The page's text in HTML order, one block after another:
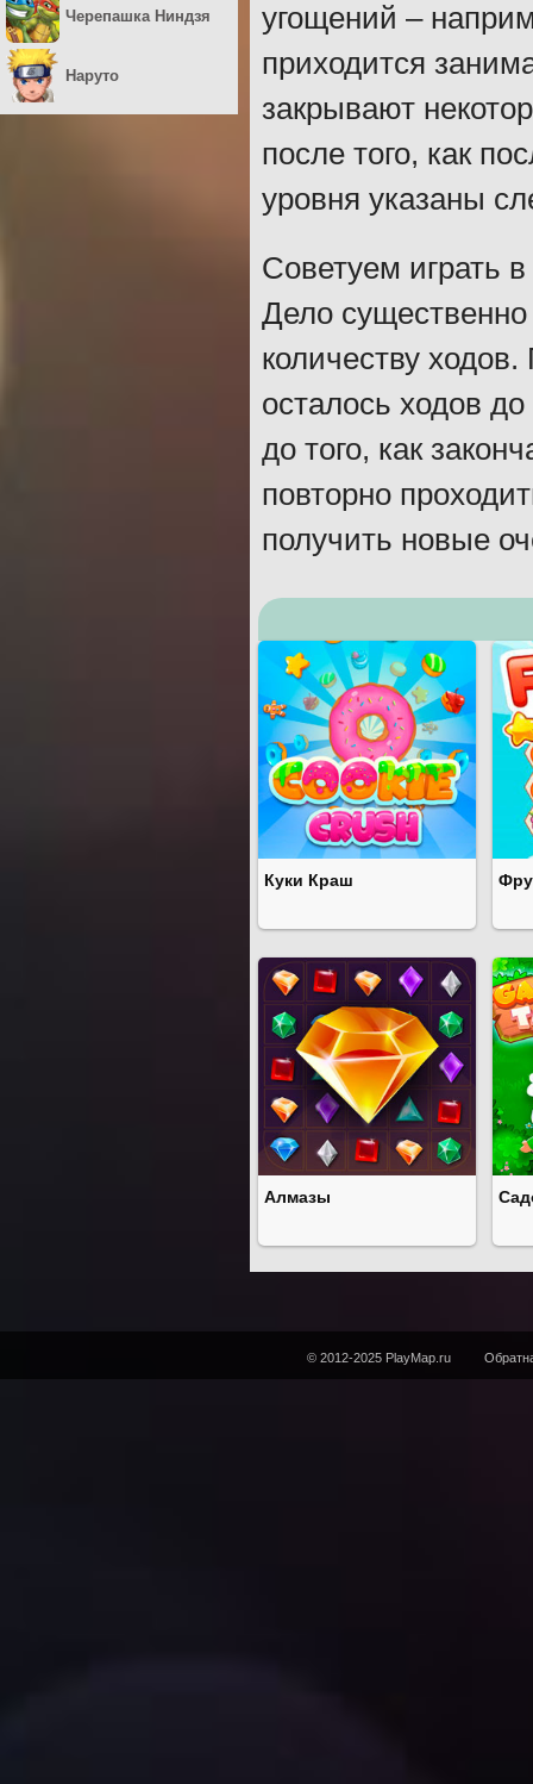
угощений –
приходится
закрывают
после того, как
уровня указаны
Советуем играть
Дело существенно
количеству
осталось ходов
до того, как
повторно
получить новые
Куки Краш
Алмазы
Черепашка Ниндзя
Наруто
© 2012-2025 PlayMap.ru